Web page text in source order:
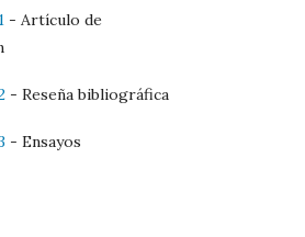
- Artículo de
- Reseña bibliográfica
- Ensayos